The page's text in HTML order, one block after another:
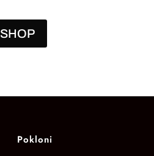
SHOP
Pokloni